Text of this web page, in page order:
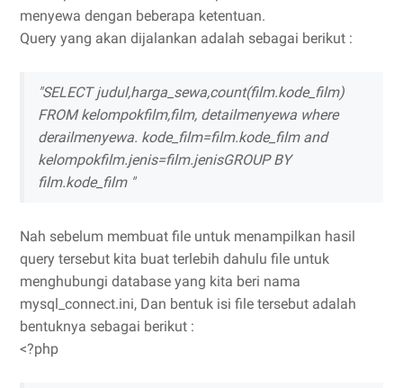
menyewa dengan beberapa ketentuan.
Query yang akan dijalankan adalah sebagai berikut :
"SELECT judul,harga_sewa,count(film.kode_film)
FROM kelompokfilm,film, detailmenyewa where
derailmenyewa. kode_film=film.kode_film and
kelompokfilm.jenis=film.jenisGROUP BY
film.kode_film "
Nah sebelum membuat file untuk menampilkan hasil
query tersebut kita buat terlebih dahulu file untuk
menghubungi database yang kita beri nama
mysql_connect.ini, Dan bentuk isi file tersebut adalah
bentuknya sebagai berikut :
<?php